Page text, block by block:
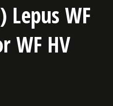
WF
WF HV